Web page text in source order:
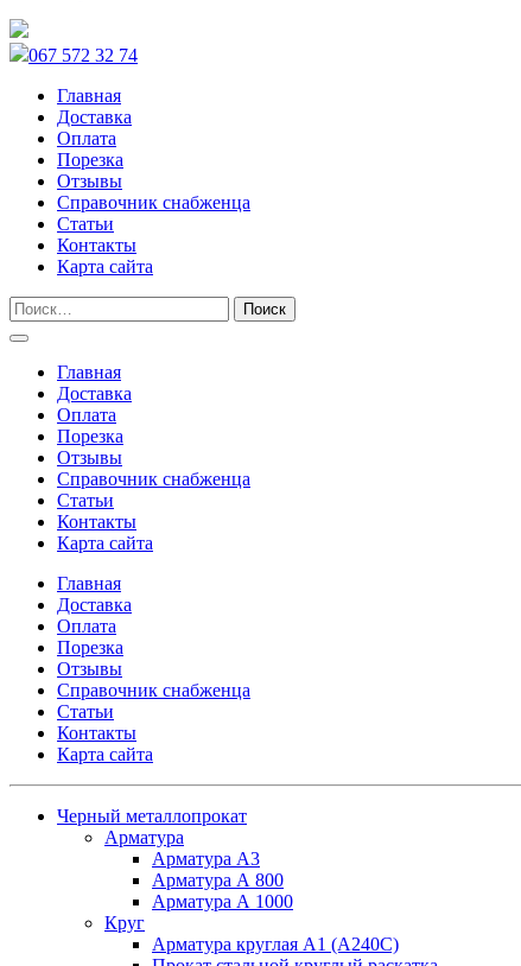
067 572 32 74
Главная
Доставка
Оплата
Порезка
Отзывы
Справочник снабженца
Статьи
Контакты
Карта сайта
Главная
Доставка
Оплата
Порезка
Отзывы
Справочник снабженца
Статьи
Контакты
Карта сайта
Главная
Доставка
Оплата
Порезка
Отзывы
Справочник снабженца
Статьи
Контакты
Карта сайта
Черный металлопрокат
Арматура
Арматура А3
Арматура А 800
Арматура А 1000
Круг
Арматура круглая А1 (А240C)